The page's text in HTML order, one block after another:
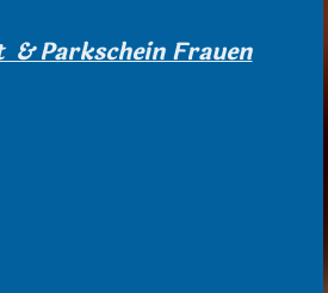
& Parkschein Frauen